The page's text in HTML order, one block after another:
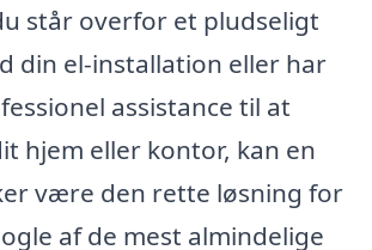
står overfor et pludseligt
din el-installation eller har
assistance til at
hjem eller kontor, kan en
være den rette løsning for
af de mest almindelige